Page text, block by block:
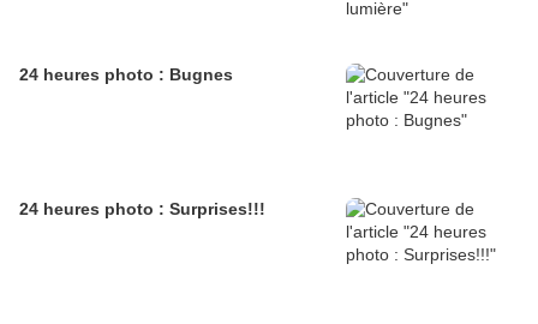
24 heures photo : Bugnes
24 heures photo : Surprises!!!